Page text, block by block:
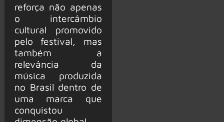
reforça não apenas
o intercâmbio
cultural promovido
pelo festival, mas
também a
relevância da
música produzida
no Brasil dentro de
uma marca que
conquistou